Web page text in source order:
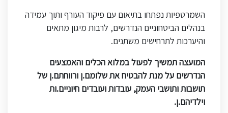
השמרטפיות נפתחו בתיאום עם פיקוד העורף ותוך עמידה
בנהלים הביטחוניים הנדרשים, לרבות מיגון מתאים
והיערכות לתרחישים משתנים.
המועצה תמשיך לפעול במלוא הכלים והאמצעים
הנדרשים על מנת להבטיח את שלומם.ן ורווחתם.ן של
תושבות ותושבי העמק, עובדות ועובדים חיוניים.ות
וילדיהם.ן.